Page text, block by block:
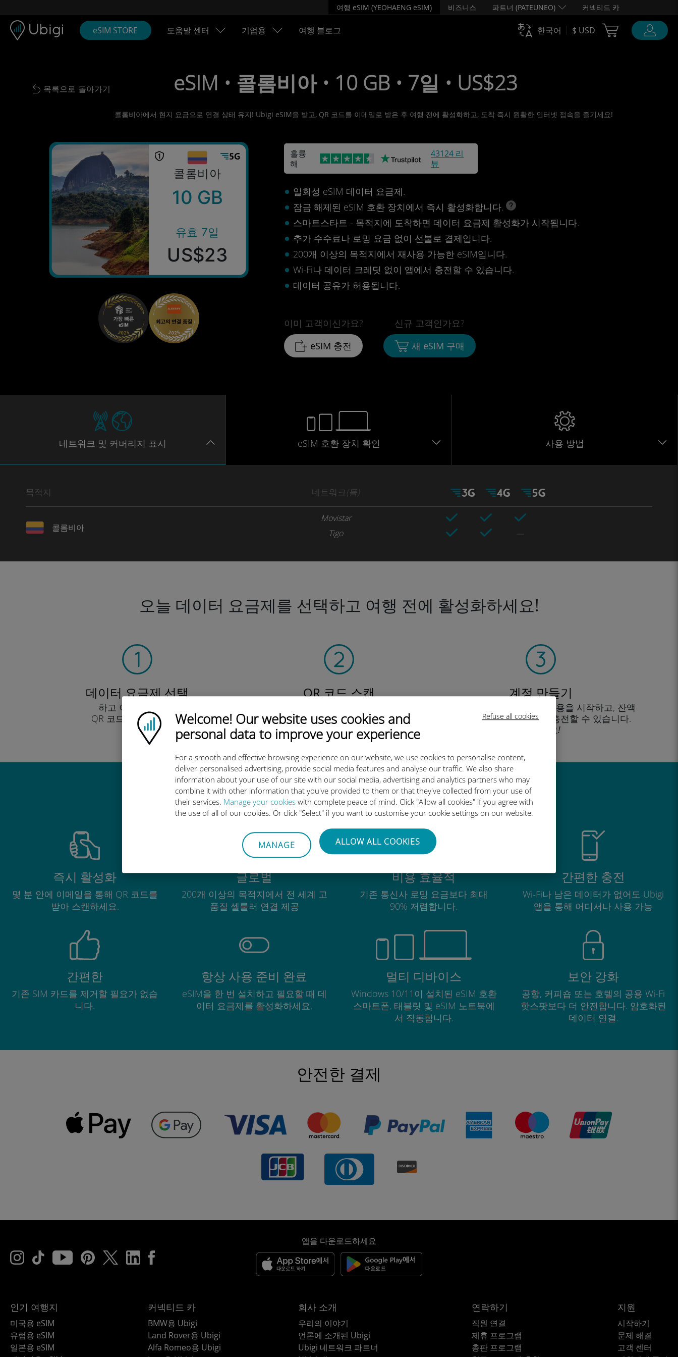
Refuse all cookies
Ubigi logo
Welcome! Our website uses cookies and
personal data to improve your experience
For a smooth and effective browsing experience on our website, we use cookies to personalise content,
deliver personalised advertising, provide social media features and analyse our traffic. We also share
information about your use of our site with our social media, advertising and analytics partners who may
combine it with other information that you've provided to them or that they've collected from your use of
their services. Manage your cookies with complete peace of mind. Click "Allow all cookies" if you agree with
the use of all of our cookies. Or click "Select" if you want to customise your cookie settings on our website.
MANAGE ALLOW ALL COOKIES
여행 eSIM (YEOHAENG eSIM) 비즈니스 파트너 (PATEUNEO) 커넥티드 카
eSIM STORE 도움말 센터 기업용 여행 블로그 한국어 $ USD Cart Ubigi
Back to list
목록으로 돌아가기 eSIM • 콜롬비아 • 10 GB • 7일 • US$23
콜롬비아에서 현지 요금으로 연결 상태 유지! Ubigi eSIM을 받고, QR 코드를 이메일로 받은 후 여행 전에 활성화하고, 도착 즉시 원활한 인터넷 접속을 즐기세요!
콜롬비아
10 GB
유효 7일
US$23
훌륭
해
43124 리
뷰
일회성 eSIM 데이터 요금제.
잠금 해제된 eSIM 호환 장치에서 즉시 활성화합니다.
스마트스타트 - 목적지에 도착하면 데이터 요금제 활성화가 시작됩니다.
추가 수수료나 로밍 요금 없이 선불로 결제입니다.
200개 이상의 목적지에서 재사용 가능한 eSIM입니다.
Wi-Fi나 데이터 크레딧 없이 앱에서 충전할 수 있습니다.
데이터 공유가 허용됩니다.
이미 고객이신가요?
eSIM 충전
신규 고객인가요?
새 eSIM 구매
네트워크 및 커버리지 표시 eSIM 호환 장치 확인 사용 방법
목적지 네트워크(들)
콜롬비아
Movistar
Tigo
오늘 데이터 요금제를 선택하고 여행 전에 활성화하세요!
데이터 요금제 선택
하고 이메일을 통해
QR 코드로 받아보세요.
빨리!
QR 코드 스캔
유비기 eSIM을 설치하세요.간단합니다!
계정 만들기
을 클릭해 데이터 요금제 사용을 시작하고, 잔액
을 확인하고 이동 중에도 충전할 수 있습니다.
즐기세요!
유비기 국제 eSIM이 우수한 이유
즉시 활성화
몇 분 안에 이메일을 통해 QR 코드를
받아 스캔하세요.
글로벌
200개 이상의 목적지에서 전 세계 고
품질 셀룰러 연결 제공
비용 효율적
기존 통신사 로밍 요금보다 최대
90% 저렴합니다.
간편한 충전
Wi-Fi나 남은 데이터가 없어도 Ubigi
앱을 통해 어디서나 사용 가능
간편한
기존 SIM 카드를 제거할 필요가 없습
니다.
항상 사용 준비 완료
eSIM을 한 번 설치하고 필요할 때 데
이터 요금제를 활성화하세요.
멀티 디바이스
Windows 10/11이 설치된 eSIM 호환
스마트폰, 태블릿 및 eSIM 노트북에
서 작동합니다.
보안 강화
공항, 커피숍 또는 호텔의 공용 Wi-Fi
핫스팟보다 더 안전합니다. 암호화된
데이터 연결.
안전한 결제
앱을 다운로드하세요
인기 여행지
미국용 eSIM
유럽용 eSIM
일본용 eSIM
커넥티드 카
BMW용 Ubigi
Land Rover용 Ubigi
Alfa Romeo용 Ubigi
회사 소개
우리의 이야기
언론에 소개된 Ubigi
Ubigi 네트워크 파트너
연락하기
직원 연결
제휴 프로그램
총판 프로그램
지원
시작하기
문제 해결
고객 센터